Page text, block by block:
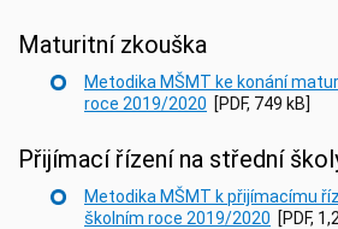
Maturitní zkouška
Metodika MŠMT ke konání
roce 2019/2020 [PDF, 749 kB]
Přijímací řízení na střední
Metodika MŠMT k přijímacímu
školním roce 2019/2020 [PDF,